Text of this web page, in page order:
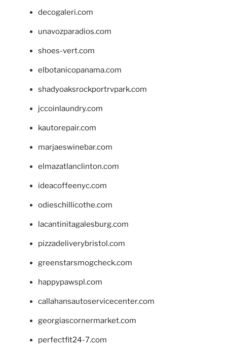
decogaleri.com
unavozparadios.com
shoes-vert.com
elbotanicopanama.com
shadyoaksrockportrvpark.com
jccoinlaundry.com
kautorepair.com
marjaeswinebar.com
elmazatlanclinton.com
ideacoffeenyc.com
odieschillicothe.com
lacantinitagalesburg.com
pizzadeliverybristol.com
greenstarsmogcheck.com
happypawspl.com
callahansautoservicecenter.com
georgiascornermarket.com
perfectfit24-7.com